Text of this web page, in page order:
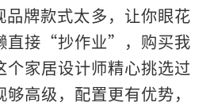
品牌款式太多，让你眼花
直接“抄作业”，购买我
个家居设计师精心挑选过
高级，配置更有优势，